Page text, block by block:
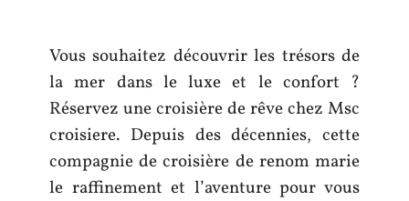
Vous souhaitez découvrir les trésors de
la mer dans le luxe et le confort ?
Réservez une croisière de rêve chez Msc
croisiere. Depuis des décennies, cette
compagnie de croisière de renom marie
le raffinement et l’aventure pour vous